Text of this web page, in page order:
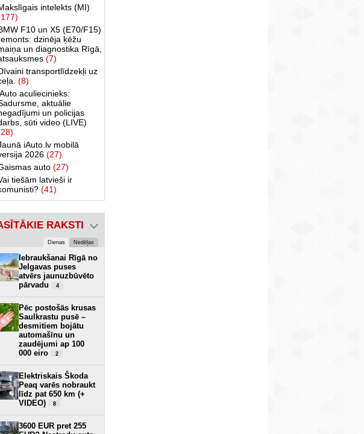
intelekts (MI)
F10 un X5 (E70/F15)
dzinēja ķēžu
un diagnostika Rīgā,
(7)
transportlīdzekļi uz
(8)
aculiecinieks:
aktuālie
un policijas
sūti video (LIVE)
iAuto.lv mobilā
2026 (27)
auto (27)
tiešām latvieši ir
(41)
RAKSTI
Dienas Nedēļas
Iebraukšanai Rīgā no
Jelgavas puses
atvērs jaunuzbūvēto
pārvadu
4
Pēc postošās krusas
Saulkrastu pusē –
desmitiem bojātu
automašīnu un
zaudējumi ap 100
000 eiro
2
Elektriskais Škoda
Peaq varēs nobraukt
līdz pat 650 km (+
VIDEO)
8
3600 EUR pret 255